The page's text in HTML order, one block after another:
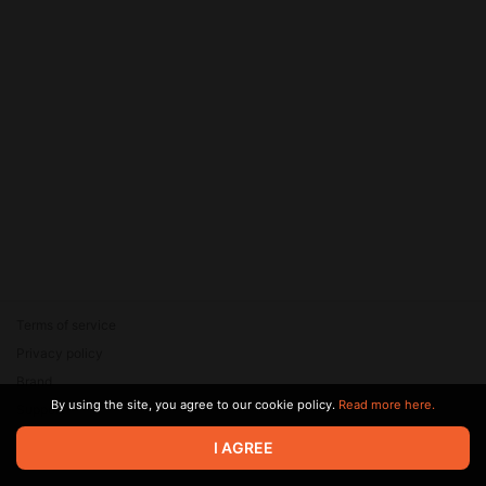
© 2026 Zaya Solutions Limited. All rights reserved. All trademarks
are the property of their respective owners.
Brand
SupportBy using the site, you agree to our cookie policy. Read more here.
I AGREE